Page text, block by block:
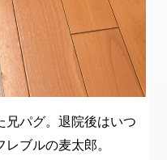
兄パグ。退院後はいつ
ブルの麦太郎。